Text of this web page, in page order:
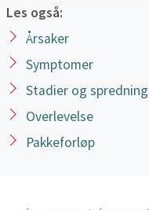
Les også:
Årsaker
Symptomer
Stadier og
Overlevelse
Pakkeforløp